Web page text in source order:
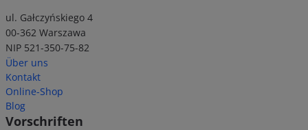
ul. Gałczyńskiego 4
00-362 Warszawa
NIP 521-350-75-82
Über uns
Kontakt
Online-Shop
Blog
Vorschriften